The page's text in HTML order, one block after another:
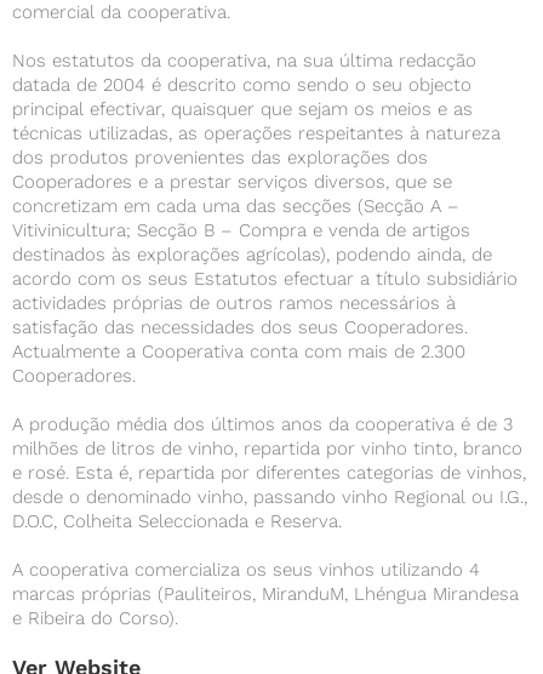
comercial da cooperativa.
Nos estatutos da cooperativa, na sua última redacção
datada de 2004 é descrito como sendo o seu objecto
principal efectivar, quaisquer que sejam os meios e as
técnicas utilizadas, as operações respeitantes à natureza
dos produtos provenientes das explorações dos
Cooperadores e a prestar serviços diversos, que se
concretizam em cada uma das secções (Secção A –
Vitivinicultura; Secção B – Compra e venda de artigos
destinados às explorações agrícolas), podendo ainda, de
acordo com os seus Estatutos efectuar a título subsidiário
actividades próprias de outros ramos necessários à
satisfação das necessidades dos seus Cooperadores.
Actualmente a Cooperativa conta com mais de 2.300
Cooperadores.
A produção média dos últimos anos da cooperativa é de 3
milhões de litros de vinho, repartida por vinho tinto, branco
e rosé. Esta é, repartida por diferentes categorias de vinhos,
desde o denominado vinho, passando vinho Regional ou I.G.,
D.O.C, Colheita Seleccionada e Reserva.
A cooperativa comercializa os seus vinhos utilizando 4
marcas próprias (Pauliteiros, MiranduM, Lhéngua Mirandesa
e Ribeira do Corso).
Ver Website